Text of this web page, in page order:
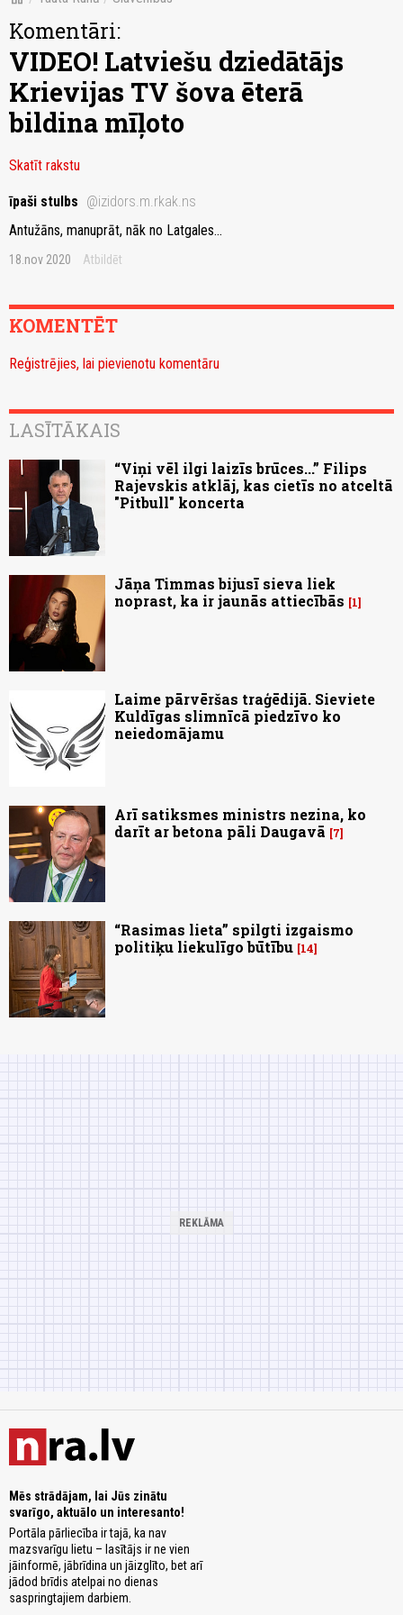
Komentāri:
VIDEO! Latviešu dziedātājs
Krievijas TV šova ēterā
bildina mīļoto
Skatīt rakstu
īpaši stulbs @izidors.m.rkak.ns
Antužāns, manuprāt, nāk no Latgales...
18.nov 2020 Atbildēt
KOMENTĒT
Reģistrējies, lai pievienotu komentāru
LASĪTĀKAIS
“Viņi vēl ilgi laizīs brūces...” Filips
Rajevskis atklāj, kas cietīs no atceltā
"Pitbull" koncerta
Jāņa Timmas bijusī sieva liek
noprast, ka ir jaunās attiecībās
1
Laime pārvēršas traģēdijā. Sieviete
Kuldīgas slimnīcā piedzīvo ko
neiedomājamu
Arī satiksmes ministrs nezina, ko
darīt ar betona pāli Daugavā
7
“Rasimas lieta” spilgti izgaismo
politiķu liekulīgo būtību 14
Mēs strādājam, lai Jūs zinātu
svarīgo, aktuālo un interesanto!
Portāla pārliecība ir tajā, ka nav
mazsvarīgu lietu – lasītājs ir ne vien
jāinformē, jābrīdina un jāizglīto, bet arī
jādod brīdis atelpai no dienas
saspringtajiem darbiem.